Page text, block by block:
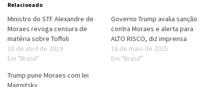
Relacionado
Ministro do STF Alexandre de
Moraes revoga censura de
matéria sobre Toffoli
18 de abril de 2019
Em "Brasil"
Governo Trump avalia sanção
contra Moraes e alerta para
ALTO RISCO, diz imprensa
16 de maio de 2025
Em "Brasil"
Trump pune Moraes com lei
Magnitsky